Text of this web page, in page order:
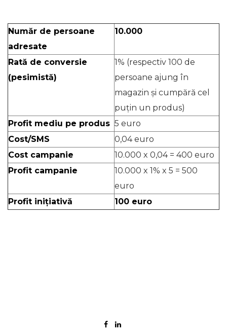
Număr de persoane
adresate
10.000
Rată de conversie
(pesimistă)
1% (respectiv 100 de
persoane ajung în
magazin și cumpără cel
puțin un produs)
Profit mediu pe produs 5 euro
Cost/SMS
0,04 euro
Cost campanie
10.000 x 0,04 = 400 euro
Profit campanie
10.000 x 1% x 5 = 500
euro
Profit inițiativă
100 euro